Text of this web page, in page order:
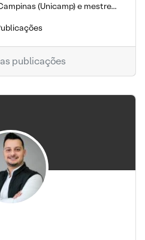
(Unicamp) e mestre...
publicações